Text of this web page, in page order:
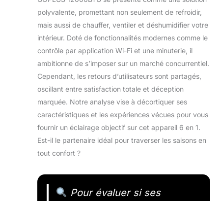
polyvalente, promettant non seulement de refroidir,
mais aussi de chauffer, ventiler et déshumidifier votre
intérieur. Doté de fonctionnalités modernes comme le
contrôle par application Wi-Fi et une minuterie, il
ambitionne de s’imposer sur un marché concurrentiel.
Cependant, les retours d’utilisateurs sont partagés,
oscillant entre satisfaction totale et déception
marquée. Notre analyse vise à décortiquer ses
caractéristiques et les expériences vécues pour vous
fournir un éclairage objectif sur cet appareil 6 en 1.
Est-il le partenaire idéal pour traverser les saisons en
tout confort ?
Pour évaluer si ses